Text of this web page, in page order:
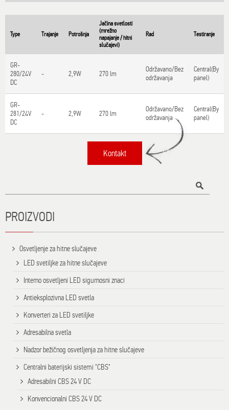
Type Trajanje Potrošnja
Jačina svetlosti
(mrežno
napajanje / hitni
slučajevi)
Rad Testiranje
GR-
280/24V
DC
- 2,9W 270 lm
Održavano/Bez
održavanja
Central(By
panel)
GR-
281/24V
DC
- 2,9W 270 lm
Održavano/Bez
održavanja
Central(By
panel)
Kontakt
PROIZVODI
Osvetljenje za hitne slučajeve
LED svetiljke za hitne slučajeve
Interno osvetljeni LED sigurnosni znaci
Antieksplozivna LED svetla
Konverteri za LED svetiljke
Adresabilna svetla
Nadzor bežičnog osvetljenja za hitne slučajeve
Centralni baterijski sistemi "CBS"
Adresabilni CBS 24 V DC
Konvencionalni CBS 24 V DC